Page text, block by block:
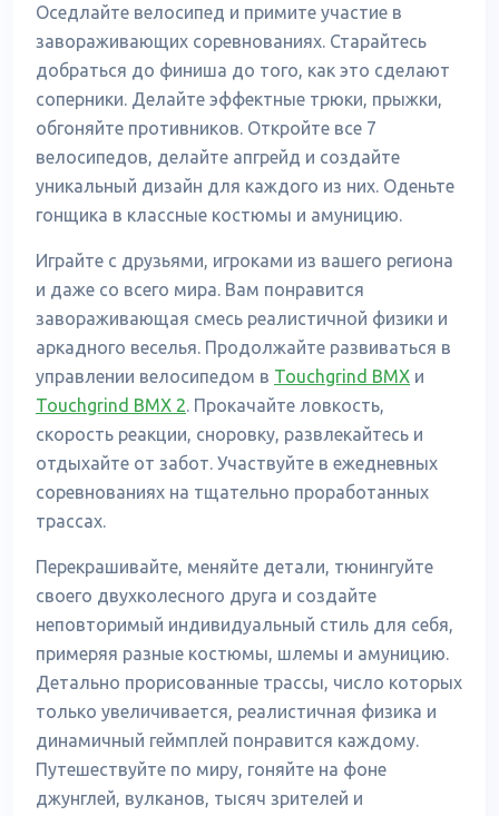
Оседлайте велосипед и примите участие в
завораживающих соревнованиях. Старайтесь
добраться до финиша до того, как это сделают
соперники. Делайте эффектные трюки, прыжки,
обгоняйте противников. Откройте все 7
велосипедов, делайте апгрейд и создайте
уникальный дизайн для каждого из них. Оденьте
гонщика в классные костюмы и амуницию.
Играйте с друзьями, игроками из вашего региона
и даже со всего мира. Вам понравится
завораживающая смесь реалистичной физики и
аркадного веселья. Продолжайте развиваться в
управлении велосипедом в Touchgrind BMX и
Touchgrind BMX 2. Прокачайте ловкость,
скорость реакции, сноровку, развлекайтесь и
отдыхайте от забот. Участвуйте в ежедневных
соревнованиях на тщательно проработанных
трассах.
Перекрашивайте, меняйте детали, тюнингуйте
своего двухколесного друга и создайте
неповторимый индивидуальный стиль для себя,
примеряя разные костюмы, шлемы и амуницию.
Детально прорисованные трассы, число которых
только увеличивается, реалистичная физика и
динамичный геймплей понравится каждому.
Путешествуйте по миру, гоняйте на фоне
джунглей, вулканов, тысяч зрителей и